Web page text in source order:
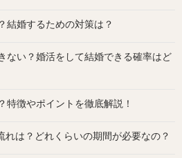
結婚するための対策は？
ない？婚活をして結婚できる確率はど
特徴やポイントを徹底解説！
れは？どれくらいの期間が必要なの？